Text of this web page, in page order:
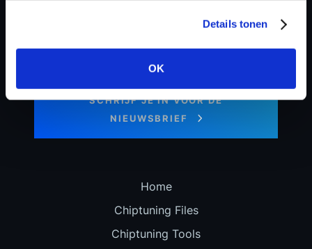
Details tonen
OK
nieuws en speciale aanbiedingen!
SCHRIJF JE IN VOOR DE
NIEUWSBRIEF
Home
Chiptuning Files
Chiptuning Tools